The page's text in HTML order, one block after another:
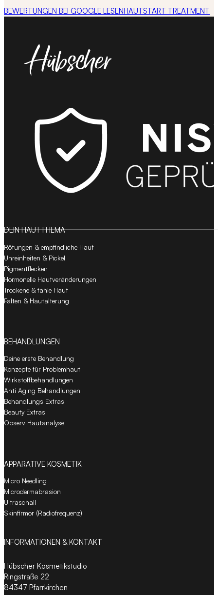
BEWERTUNGEN BEI GOOGLE LESENHAUTSTART TREATMENT
DEIN HAUTTHEMA
Rötungen & empfindliche Haut
Unreinheiten & Pickel
Pigmentflecken
Hormonelle Hautveränderungen
Trockene & fahle Haut
Falten & Hautalterung
BEHANDLUNGEN
Deine erste Behandlung
Konzepte für Problemhaut
Wirkstoffbehandlungen
Anti Aging Behandlungen
Behandlungs Extras
Beauty Extras
Observ Hautanalyse
APPARATIVE KOSMETIK
Micro Needling
Microdermabrasion
Ultraschall
Skinfirmor (Radiofrequenz)
INFORMATIONEN & KONTAKT
Hübscher Kosmetikstudio
Ringstraße 22
84347 Pfarrkirchen